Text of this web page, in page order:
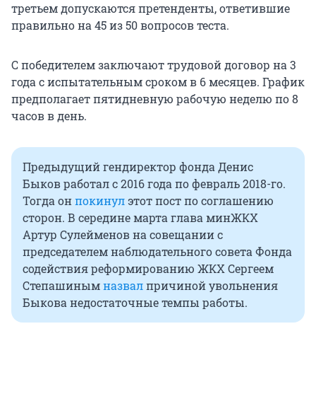
третьем допускаются претенденты, ответившие
правильно на 45 из 50 вопросов теста.
С победителем заключают трудовой договор на 3
года с испытательным сроком в 6 месяцев. График
предполагает пятидневную рабочую неделю по 8
часов в день.
Предыдущий гендиректор фонда Денис
Быков работал с 2016 года по февраль 2018-го.
Тогда онпокинулэтот пост по соглашению
сторон. В середине марта глава минЖКХ
Артур Сулейменов на совещании с
председателем наблюдательного совета Фонда
содействия реформированию ЖКХ Сергеем
Степашинымназвалпричиной увольнения
Быкова недостаточные темпы работы.